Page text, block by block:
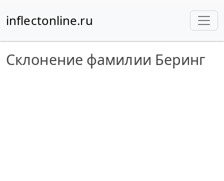
inflectonline.ru
Склонение фамилии Беринг